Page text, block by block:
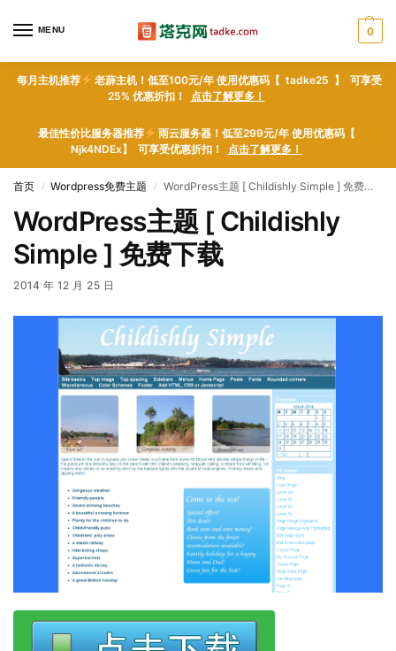
MENU 0
每月主机推荐
老薜主机！低至100元/年 使用优惠码【 tadke25 】 可享受
25% 优惠折扣！ 点击了解更多！
最佳性价比服务器推荐
雨云服务器！低至299元/年 使用优惠码【
Njk4NDEx】 可享受优惠折扣！ 点击了解更多！
首页 / Wordpress免费主题 / WordPress主题 [ Childishly Simple ] 免费下载
WordPress主题 [ Childishly
Simple ] 免费下载
2014 年 12 月 25 日